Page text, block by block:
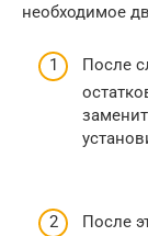
необходимое
После
После